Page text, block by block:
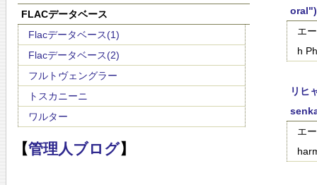
FLACデータベース
Flacデータベース(1)
Flacデータベース(2)
フルトヴェングラー
トスカニーニ
ワルター
【管理人ブログ】
oral")
エ
h
リヒ
エ